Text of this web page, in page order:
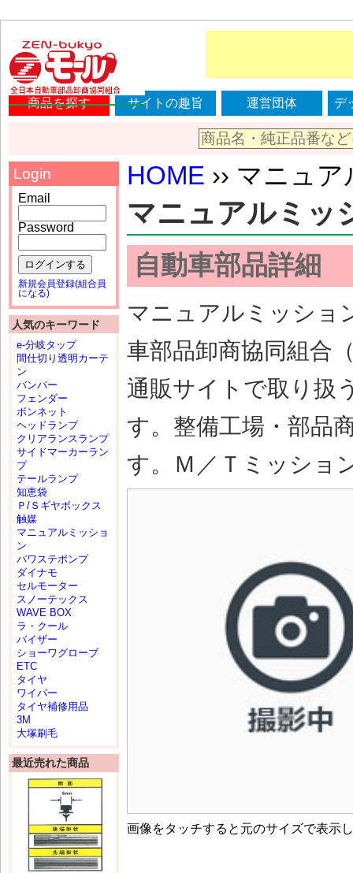
商品を探す サイトの趣旨 運営団体 デ
HOME ›› マニュ
マニュアルミッ
自動車部品詳細
マニュアルミッショ
車部品卸商協同組合
通販サイトで取り扱
す。整備工場・部品
す。Ｍ／Ｔミッショ
画像をタッチすると元のサイズで表示
Login
Email
Password
ログインする
新規会員登録(組合員
になる)
人気のキーワード
e-分岐タップ
間仕切り透明カーテ
ン
バンパー
フェンダー
ボンネット
ヘッドランプ
クリアランスランプ
サイドマーカーラン
プ
テールランプ
知恵袋
Ｐ/Ｓギヤボックス
触媒
マニュアルミッショ
ン
パワステポンプ
ダイナモ
セルモーター
スノーテックス
WAVE BOX
ラ・クール
バイザー
ショーワグローブ
ETC
タイヤ
ワイパー
タイヤ補修用品
3M
大塚刷毛
最近売れた商品